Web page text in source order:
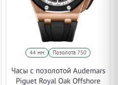
44 мм Позолота 750
Часы с позолотой Audemars
Piguet Royal Oak Offshore